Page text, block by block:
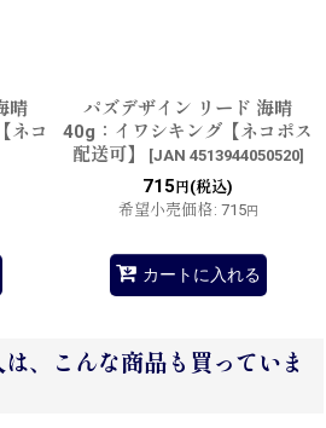
晴
ネコ
パズデザイン リード 海晴
40g：イワシキング【ネコポス
配送可】
[JAN 4513944050520]
715 円(税込)
希望小売価格: 715円
カートに入れる
、こんな商品も買っていま